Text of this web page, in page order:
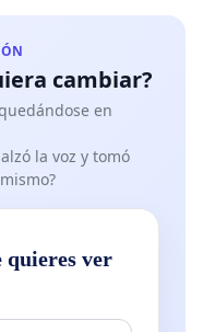
cambiar?
en
la voz y tomó
quieres ver